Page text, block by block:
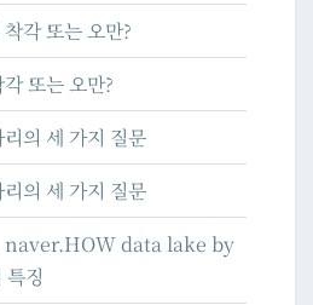
각 또는 오만?
또는 오만?
의 세 가지 질문
의 세 가지 질문
naver.HOW data lake by
특징